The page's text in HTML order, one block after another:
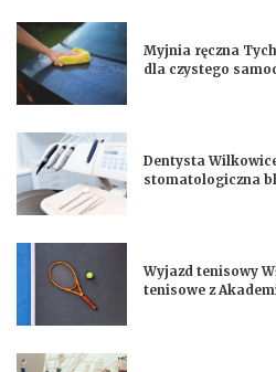
Myjnia ręczna
dla czystego
Dentysta
stomatologiczna
Wyjazd tenisowy
tenisowe z